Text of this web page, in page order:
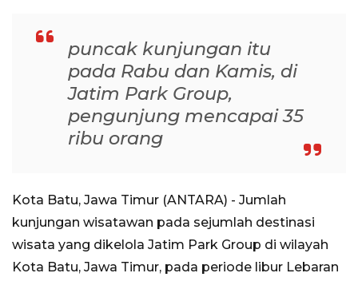
puncak kunjungan itu
pada Rabu dan Kamis, di
Jatim Park Group,
pengunjung mencapai 35
ribu orang
Kota Batu, Jawa Timur (ANTARA) - Jumlah
kunjungan wisatawan pada sejumlah destinasi
wisata yang dikelola Jatim Park Group di wilayah
Kota Batu, Jawa Timur, pada periode libur Lebaran